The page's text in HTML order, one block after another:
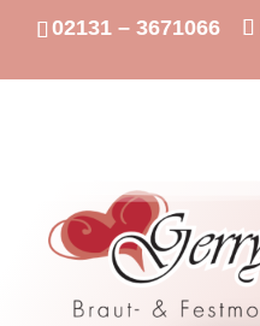
02131 – 3671066